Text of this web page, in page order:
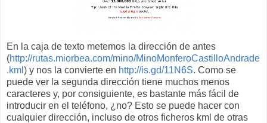
En la caja de texto metemos la dirección de antes
(http://rutas.miorbea.com/mino/MinoMonferoCastilloAndrade
.kml ) y nos la convierte en http://is.gd/11N6S. Como se
puede ver la segunda dirección tiene muchos menos
caracteres y, por consiguiente, es bastante más fácil de
introducir en el teléfono, ¿no? Esto se puede hacer con
cualquier dirección, incluso de otros ficheros kml de otras